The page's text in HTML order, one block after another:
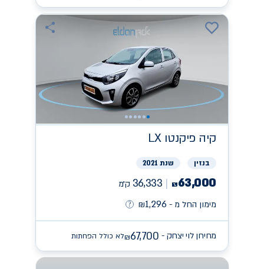
קיה פיקנטו LX
בנזין שנת 2021
₪63,000
36,333 ק״מ
מימון החל מ -
₪1,296
מחירון לוי יצחק - ₪67,700 לא כולל הפחתות